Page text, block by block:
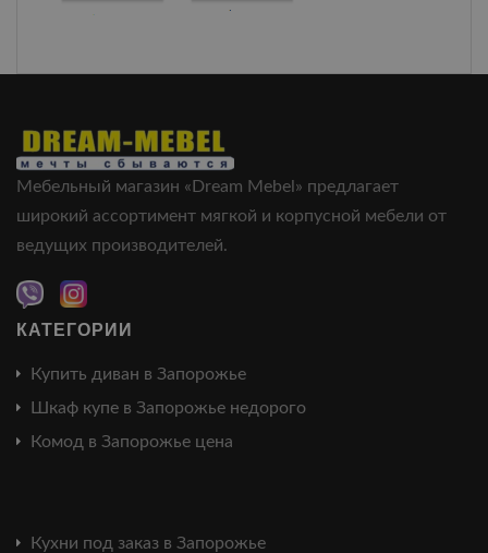
Мебельный магазин «Dream Mebel» предлагает
широкий ассортимент мягкой и корпусной мебели от
ведущих производителей.
КАТЕГОРИИ
Купить диван в Запорожье
Шкаф купе в Запорожье недорого
Комод в Запорожье цена
Кухни под заказ в Запорожье